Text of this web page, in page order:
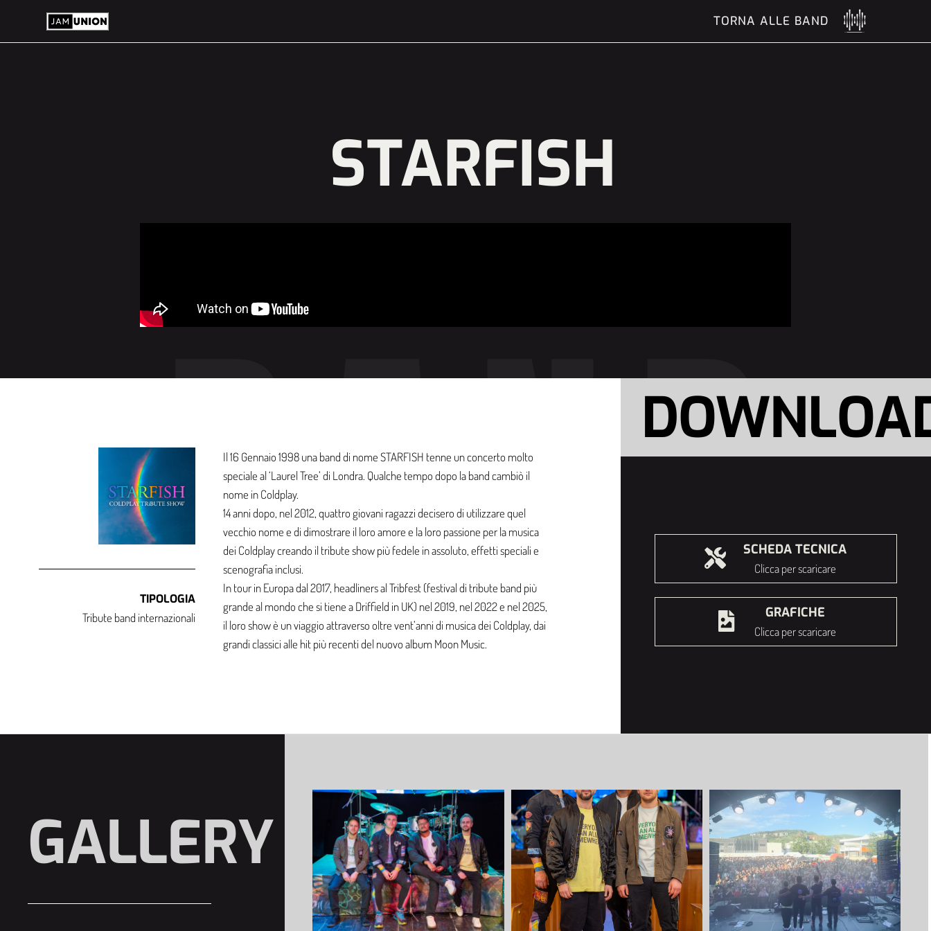
TORNA ALLE BAND
BAND
STARFISH
TIPOLOGIA
Tribute band internazionali
Il 16 Gennaio 1998 una band di nome STARFISH tenne un concerto molto
speciale al ‘Laurel Tree’ di Londra. Qualche tempo dopo la band cambiò il
nome in Coldplay.
14 anni dopo, nel 2012, quattro giovani ragazzi decisero di utilizzare quel
vecchio nome e di dimostrare il loro amore e la loro passione per la musica
dei Coldplay creando il tribute show più fedele in assoluto, effetti speciali e
scenografia inclusi.
In tour in Europa dal 2017, headliners al Tribfest (festival di tribute band più
grande al mondo che si tiene a Driffield in UK) nel 2019, nel 2022 e nel 2025,
il loro show è un viaggio attraverso oltre vent’anni di musica dei Coldplay, dai
grandi classici alle hit più recenti del nuovo album Moon Music.
SCHEDA TECNICA
Clicca per scaricare
GRAFICHE
Clicca per scaricare
GALLERY